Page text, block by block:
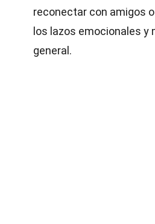
reconectar con amigos
los lazos emocionales y
general.